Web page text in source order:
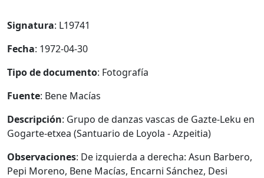
Signatura: L19741
Fecha: 1972-04-30
Tipo de documento: Fotografía
Fuente: Bene Macías
Descripción: Grupo de danzas vascas de Gazte-Leku en
Gogarte-etxea (Santuario de Loyola - Azpeitia)
Observaciones: De izquierda a derecha: Asun Barbero,
Pepi Moreno, Bene Macías, Encarni Sánchez, Desi